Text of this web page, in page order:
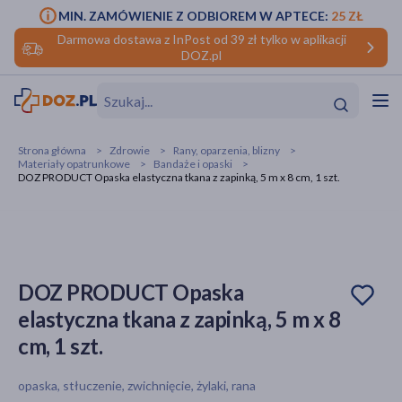
Darmowa dostawa z InPost od 39 zł tylko w aplikacji
DOZ.pl
MIN. ZAMÓWIENIE Z ODBIOREM W APTECE: 25 ZŁ
Hit
Strona główna Zdrowie
Rany, oparzenia, blizny
Materiały opatrunkowe
Bandaże i opaski
DOZ PRODUCT Opaska elastyczna tkana z zapinką, 5 m x 8 cm, 1 szt.
DOZ PRODUCT Opaska
elastyczna tkana z zapinką, 5 m x 8
cm, 1 szt.
opaska, stłuczenie, zwichnięcie, żylaki, rana